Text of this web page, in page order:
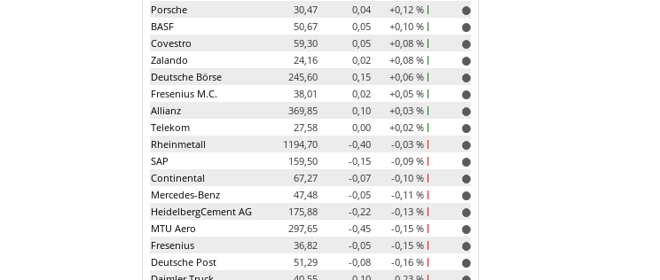
Porsche
30,47 0,04
+0,12 %
BASF
50,67 0,05
+0,10 %
Covestro
59,30 0,05
+0,08 %
Zalando
24,16 0,02
+0,08 %
Deutsche Börse
245,60 0,15
+0,06 %
Fresenius M.C.
38,01 0,02
+0,05 %
Allianz
369,85 0,10
+0,03 %
Telekom
27,58 0,00
+0,02 %
Rheinmetall
1194,70 -0,40
-0,03 %
SAP
159,50 -0,15
-0,09 %
Continental
67,27 -0,07
-0,10 %
Mercedes-Benz
47,48 -0,05
-0,11 %
HeidelbergCement AG
175,88 -0,22
-0,13 %
MTU Aero
297,65 -0,45
-0,15 %
Fresenius
36,82 -0,05
-0,15 %
Deutsche Post
51,29 -0,08
-0,16 %